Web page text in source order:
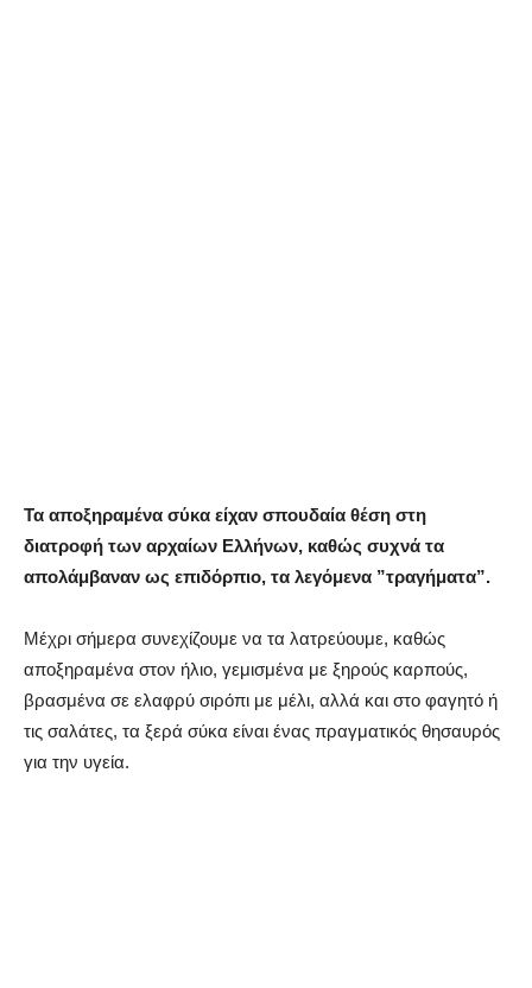
Τα αποξηραμένα σύκα είχαν σπουδαία θέση στη
διατροφή των αρχαίων Ελλήνων, καθώς συχνά τα
απολάμβαναν ως επιδόρπιο, τα λεγόμενα ”τραγήματα”.
Μέχρι σήμερα συνεχίζουμε να τα λατρεύουμε, καθώς
αποξηραμένα στον ήλιο, γεμισμένα με ξηρούς καρπούς,
βρασμένα σε ελαφρύ σιρόπι με μέλι, αλλά και στο φαγητό ή
τις σαλάτες, τα ξερά σύκα είναι ένας πραγματικός θησαυρός
για την υγεία.